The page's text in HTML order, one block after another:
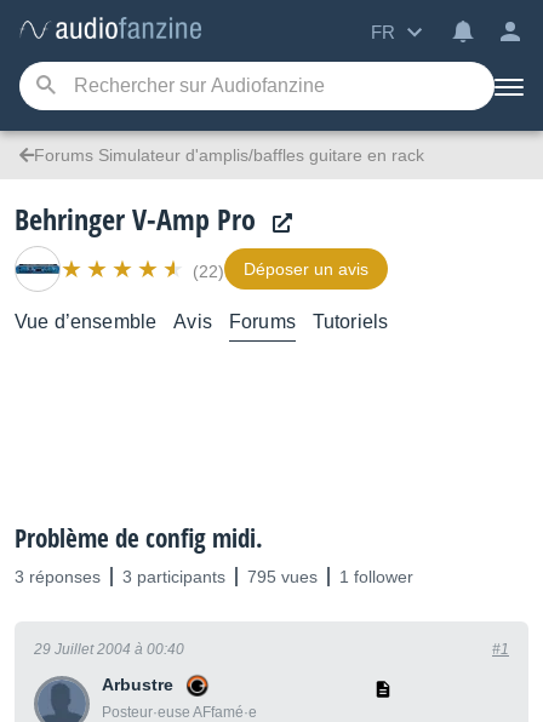
FR
Forums Simulateur d'amplis/baffles guitare en rack
Behringer V-Amp Pro
(22) Déposer un avis
Vue d’ensemble Avis Forums Tutoriels
Problème de config midi.
3 réponses 3 participants 795 vues 1 follower
Arbustre
Posteur·euse AFfamé·e
29 Juillet 2004 à 00:40 #1